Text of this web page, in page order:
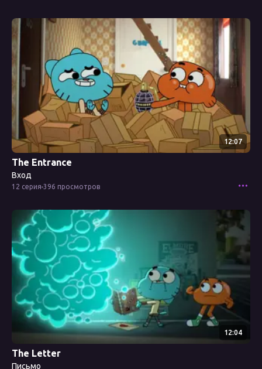
Смотреть эпизод
12:07
The Entrance
Вход
12 серия 396 просмотров
Смотреть эпизод
12:04
The Letter
Письмо